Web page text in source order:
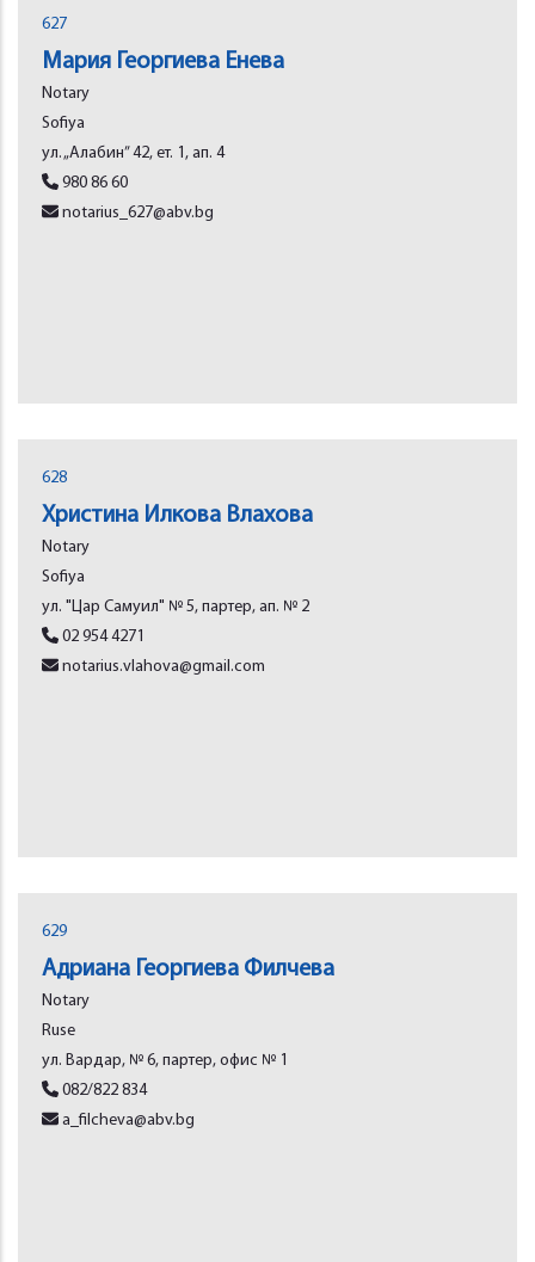
627
Мария Георгиева Енева
Notary
Sofiya
ул. „Алабин” 42, ет. 1, ап. 4
980 86 60
notarius_627@abv.bg
628
Христина Илкова Влахова
Notary
Sofiya
ул. "Цар Самуил" № 5, партер, ап. № 2
02 954 4271
notarius.vlahova@gmail.com
629
Адриана Георгиева Филчева
Notary
Rusе
ул. Вардар, № 6, партер, офис № 1
082/822 834
a_filcheva@abv.bg